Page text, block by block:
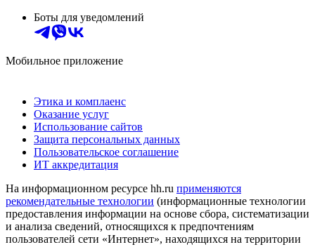
Боты для уведомлений
Мобильное приложение
Этика и комплаенс
Оказание услуг
Использование сайтов
Защита персональных данных
Пользовательское соглашение
ИТ аккредитация
На информационном ресурсе hh.ru применяются
рекомендательные технологии (информационные технологии
предоставления информации на основе сбора, систематизации
и анализа сведений, относящихся к предпочтениям
пользователей сети «Интернет», находящихся на территории